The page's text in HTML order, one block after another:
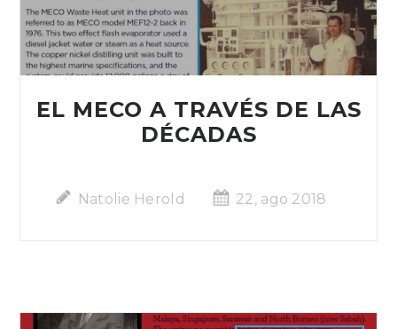
EL MECO A TRAVÉS DE LAS
DÉCADAS
Natolie Herold 22, ago 2018